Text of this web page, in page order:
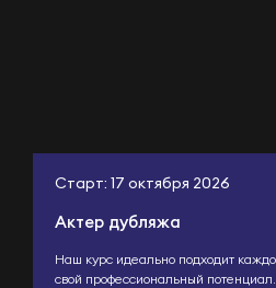
Старт: 17 октября 2026
Актер дубляжа
Наш курс идеально подходит
свой профессиональный потенциал.